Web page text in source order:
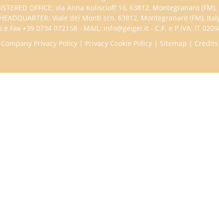
OFFICE: via Anna Kuliscioff 16, 63812, Montegranaro
HEADQUARTER: Viale dei Monti scn, 63812, Montegranaro (FM),
e Fax +39 0734 072158 - MAIL: info@geigei.it - C.F. e P.IVA: IT
Company Privacy Policy | Privacy Cookie Policy | Sitemap | Credits